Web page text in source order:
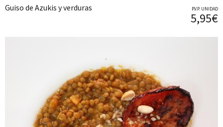
Guiso de Azukis y verduras P.V.P. UNIDAD
5,95€